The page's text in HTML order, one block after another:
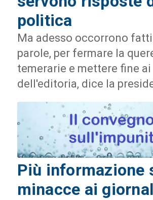
politica
Ma adesso occorrono
parole, per fermare la
temerarie e mettere fine
dell'editoria, dice la
Più informazione
minacce ai